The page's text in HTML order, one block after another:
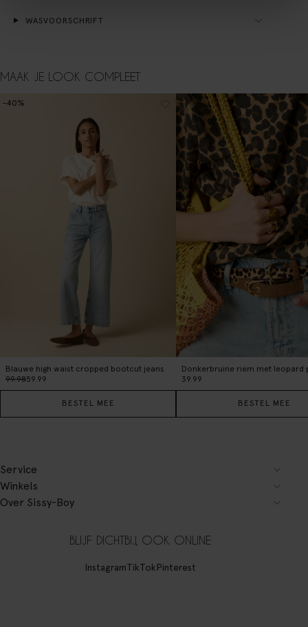
WASVOORSCHRIFT
MAAK JE LOOK COMPLEET
Blauwe high waist cropped bootcut jeans
99.9859.99
-40%
BESTEL MEE
Donkerbruine riem met leopard
39.99
BESTEL MEE
Service
Winkels
Over Sissy-Boy
BLIJF DICHTBIJ, OOK ONLINE
InstagramTikTokPinterest